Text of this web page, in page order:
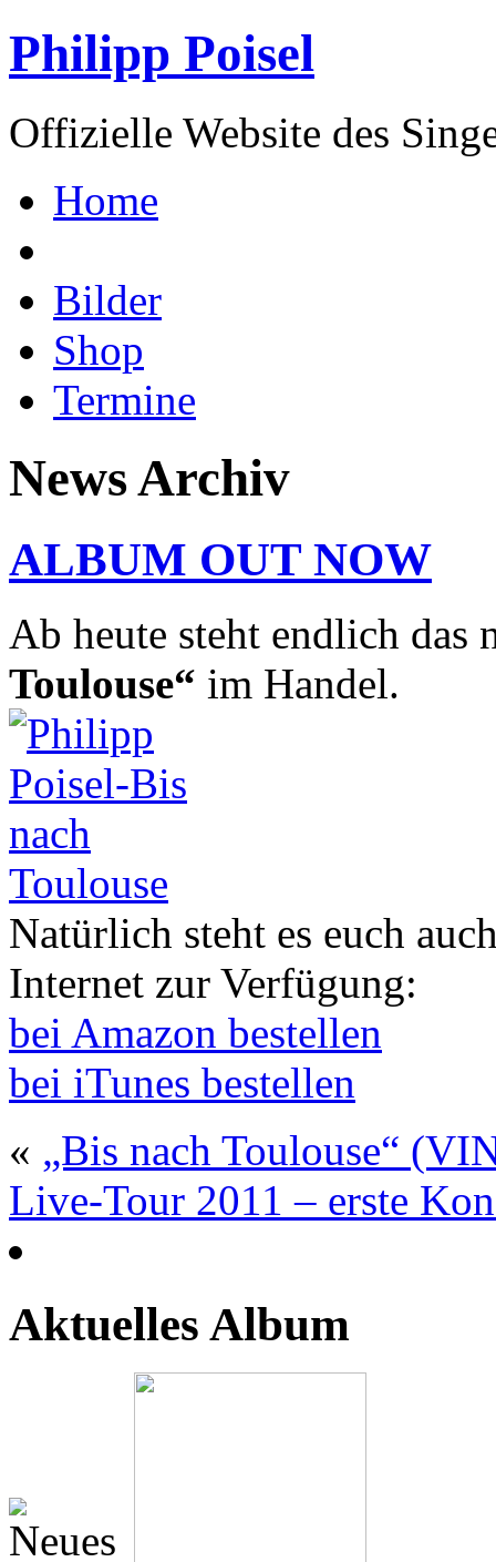
Philipp Poisel
Offizielle Website des
Home
Bilder
Shop
Termine
News Archiv
ALBUM OUT NOW
Ab heute steht endlich das
Toulouse“ im Handel.
Natürlich steht es euch
Internet zur Verfügung:
bei Amazon bestellen
bei iTunes bestellen
« „Bis nach Toulouse“
Live-Tour 2011 – erste
Aktuelles Album